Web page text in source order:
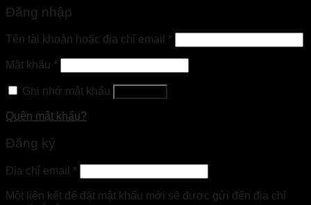
Đăng nhập
Tên tài khoản hoặc địa chỉ email *
Mật khẩu *
Ghi nhớ mật khẩu
Quên mật khẩu?
Đăng ký
Địa chỉ email *
Một liên kết để đặt mật khẩu mới sẽ được gửi đến địa chỉ